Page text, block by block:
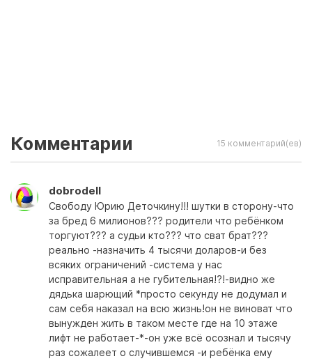
Комментарии 15 комментарий(ев)
dobrodell
Свободу Юрию Деточкину!!! шутки в сторону-что
за бред 6 милионов??? родители что ребёнком
торгуют??? а судьи кто??? что сват брат???
реально -назначить 4 тысячи доларов-и без
всяких ограничений -система у нас
исправительная а не губительная!?!-видно же
дядька шарющий *просто секунду не додумал и
сам себя наказал на всю жизнь!он не виноват что
вынужден жить в таком месте где на 10 этаже
лифт не работает-*-он уже всё осознал и тысячу
раз сожалеет о случившемся -и ребёнка ему